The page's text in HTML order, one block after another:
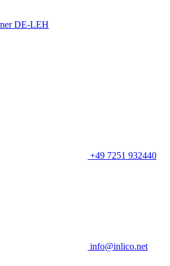
DE-LEH
+49 7251 932440
info@inlico.net